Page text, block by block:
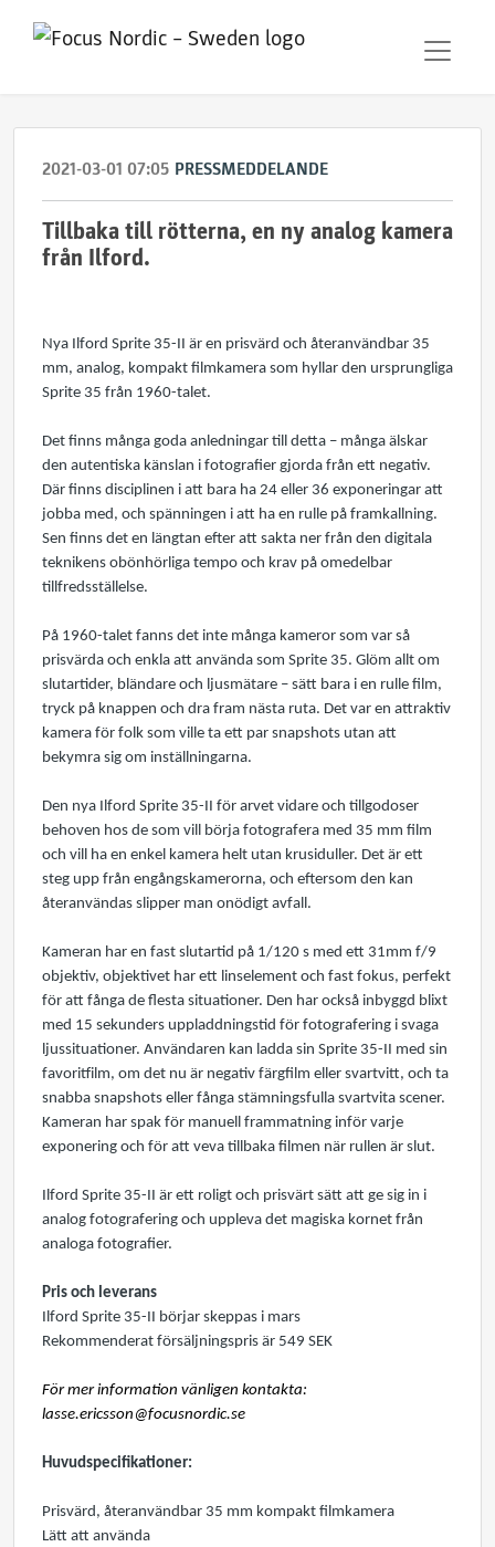
2021-03-01 07:05 PRESSMEDDELANDE
Tillbaka till rötterna, en ny analog kamera
från Ilford.
Nya Ilford Sprite 35-II är en prisvärd och återanvändbar 35
mm, analog, kompakt filmkamera som hyllar den ursprungliga
Sprite 35 från 1960-talet.
Det finns många goda anledningar till detta – många älskar
den autentiska känslan i fotografier gjorda från ett negativ.
Där finns disciplinen i att bara ha 24 eller 36 exponeringar att
jobba med, och spänningen i att ha en rulle på framkallning.
Sen finns det en längtan efter att sakta ner från den digitala
teknikens obönhörliga tempo och krav på omedelbar
tillfredsställelse.
På 1960-talet fanns det inte många kameror som var så
prisvärda och enkla att använda som Sprite 35. Glöm allt om
slutartider, bländare och ljusmätare – sätt bara i en rulle film,
tryck på knappen och dra fram nästa ruta. Det var en attraktiv
kamera för folk som ville ta ett par snapshots utan att
bekymra sig om inställningarna.
Den nya Ilford Sprite 35-II för arvet vidare och tillgodoser
behoven hos de som vill börja fotografera med 35 mm film
och vill ha en enkel kamera helt utan krusiduller. Det är ett
steg upp från engångskamerorna, och eftersom den kan
återanvändas slipper man onödigt avfall.
Kameran har en fast slutartid på 1/120 s med ett 31mm f/9
objektiv, objektivet har ett linselement och fast fokus, perfekt
för att fånga de flesta situationer. Den har också inbyggd blixt
med 15 sekunders uppladdningstid för fotografering i svaga
ljussituationer. Användaren kan ladda sin Sprite 35-II med sin
favoritfilm, om det nu är negativ färgfilm eller svartvitt, och ta
snabba snapshots eller fånga stämningsfulla svartvita scener.
Kameran har spak för manuell frammatning inför varje
exponering och för att veva tillbaka filmen när rullen är slut.
Ilford Sprite 35-II är ett roligt och prisvärt sätt att ge sig in i
analog fotografering och uppleva det magiska kornet från
analoga fotografier.
Pris och leverans
Ilford Sprite 35-II börjar skeppas i mars
Rekommenderat försäljningspris är 549 SEK
För mer information vänligen kontakta:
lasse.ericsson@focusnordic.se
Huvudspecifikationer:
Prisvärd, återanvändbar 35 mm kompakt filmkamera
Lätt att använda